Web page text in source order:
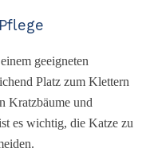
geeigneten
Platz zum Klettern
Kratzbäume und
es wichtig, die Katze zu